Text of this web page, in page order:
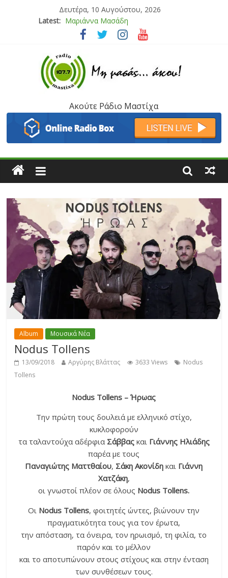
Δευτέρα, 10 Αυγούστου, 2026
Latest: Μαριάννα Μασάδη
Τάνια Μπρεάζου
Μάνος Τρυπιάς & Γιώργος Στρατάκης
Ιορδάνης Αγαπητός
Ακούτε Ράδιο Μαστίχα
Album Μουσικά Νέα
Nodus Tollens
13/09/2018 Αργύρης Βλάττας 3633 Views
Nodus
Tollens
Nodus Tollens – Ήρωας
Την πρώτη τους δουλειά με ελληνικό στίχο,
κυκλοφορούν
τα ταλαντούχα αδέρφια Σάββαςκαι Γιάννης Ηλιάδης
παρέα με τους
Παναγιώτης Ματτθαίου, Σάκη Ακονίδη και Γιάννη
Χατζάκη,
οι γνωστοί πλέον σε όλους Nodus Tollens.
Οι Nodus Tollens, φοιτητές ώντες, βιώνουν την
πραγματικότητα τους για τον έρωτα,
την απόσταση, τα όνειρα, τον ηρωισμό, τη φιλία, το
παρόν και το μέλλον
και το αποτυπώνουν στους στίχους και στην ένταση
των συνθέσεων τους.